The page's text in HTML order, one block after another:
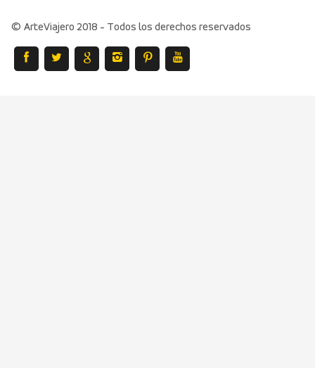
© ArteViajero 2018 - Todos los derechos reservados